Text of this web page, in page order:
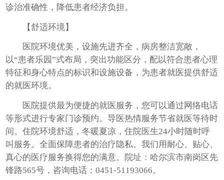
诊治准确性，降低患者经济负担。
【舒适环境】
医院环境优美，设施先进齐全，病房整洁宽敞，
以“患者乐园”式布局，突出功能区分，配以符合患者心理
特征和身心特点的标识和设施设备，为患者就医提供舒适
的就医环境。
医院提供最为便捷的就医服务，您可以通过网络电话
等形式进行专家门诊预约。导医热情服务节省就医等待时
间。住院环境舒适，冬暖夏凉，住院医生24小时随时呼
叫服务。全面保障患者的治疗隐私。我们用耐心、贴心、
真心的医疗服务换得您的满意。院址：哈尔滨市南岗区先
锋路565号，咨询电话：0451-51193066。